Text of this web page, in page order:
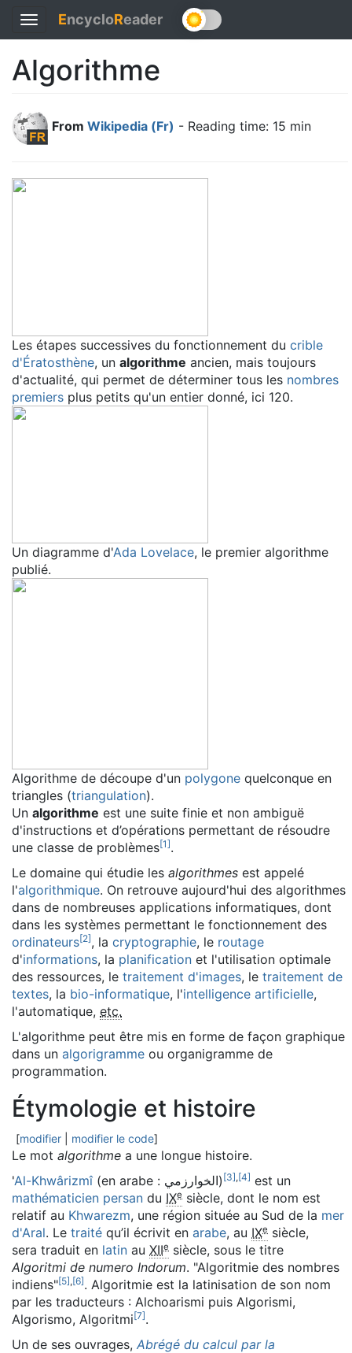
Toggle
navigation
EncycloReader
Algorithme
From Wikipedia (Fr) - Reading time: 15 min
Les étapes successives du fonctionnement du crible
d'Ératosthène, un algorithme ancien, mais toujours
d'actualité, qui permet de déterminer tous les nombres
premiers plus petits qu'un entier donné, ici 120.
Un diagramme d'Ada Lovelace, le premier algorithme
publié.
Algorithme de découpe d'un polygone quelconque en
triangles (triangulation).
Un algorithme est une suite finie et non ambiguë
d'instructions et d’opérations permettant de résoudre
une classe de problèmes[1].
Le domaine qui étudie les algorithmes est appelé
l'algorithmique. On retrouve aujourd'hui des algorithmes
dans de nombreuses applications informatiques, dont
dans les systèmes permettant le fonctionnement des
ordinateurs[2], la cryptographie, le routage
d'informations, la planification et l'utilisation optimale
des ressources, le traitement d'images, le traitement de
textes, la bio-informatique, l'intelligence artificielle,
l'automatique, etc.
L'algorithme peut être mis en forme de façon graphique
dans un algorigramme ou organigramme de
programmation.
Étymologie et histoire
[modifier modifier le code]
Le mot algorithme a une longue histoire.
'Al-Khwârizmî (en arabe : الخوارزمي) [3],[4] est un
mathématicien persan du IXe siècle, dont le nom est
relatif au Khwarezm, une région située au Sud de la mer
d'Aral. Le traité qu’il écrivit en arabe, au IXe siècle,
sera traduit en latin au XIIe siècle, sous le titre
Algoritmi de numero Indorum. "Algoritmie des nombres
indiens"[5],[6]. Algoritmie est la latinisation de son nom
par les traducteurs : Alchoarismi puis Algorismi,
Algorismo, Algoritmi[7].
Un de ses ouvrages, Abrégé du calcul par la